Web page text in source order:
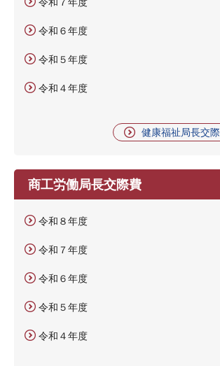
令和６年度
令和５年度
令和４年度
健康福祉局長交
商工労働局長交際費
令和８年度
令和７年度
令和６年度
令和５年度
令和４年度